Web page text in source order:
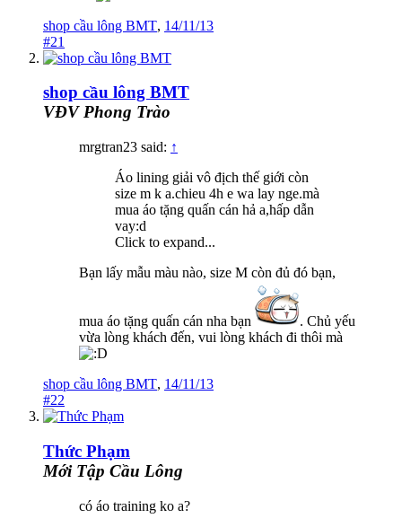
shop cầu lông BMT, 14/11/13
#21
shop cầu lông BMT
VĐV Phong Trào
mrgtran23 said: ↑
Áo lining giải vô địch thế giới còn
size m k a.chieu 4h e wa lay nge.mà
mua áo tặng quấn cán hả a,hấp dẫn
vay:d
Click to expand...
Bạn lấy mẫu màu nào, size M còn đủ đó bạn,
mua áo tặng quấn cán nha bạn
. Chủ yếu
vừa lòng khách đến, vui lòng khách đi thôi mà
shop cầu lông BMT, 14/11/13
#22
Thức Phạm
Mới Tập Cầu Lông
có áo training ko a?